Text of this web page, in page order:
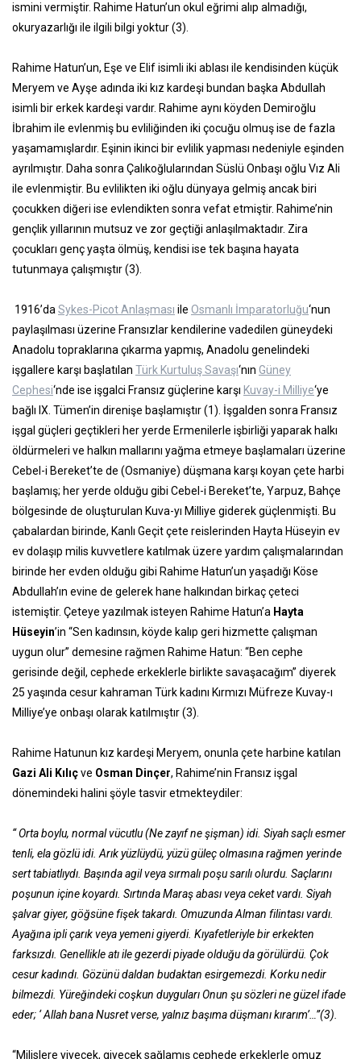
ismini vermiştir. Rahime Hatun’un okul eğrimi alıp almadığı,
okuryazarlığı ile ilgili bilgi yoktur (3).
Rahime Hatun’un, Eşe ve Elif isimli iki ablası ile kendisinden küçük
Meryem ve Ayşe adında iki kız kardeşi bundan başka Abdullah
isimli bir erkek kardeşi vardır. Rahime aynı köyden Demiroğlu
İbrahim ile evlenmiş bu evliliğinden iki çocuğu olmuş ise de fazla
yaşamamışlardır. Eşinin ikinci bir evlilik yapması nedeniyle eşinden
ayrılmıştır. Daha sonra Çalıkoğlularından Süslü Onbaşı oğlu Vız Ali
ile evlenmiştir. Bu evlilikten iki oğlu dünyaya gelmiş ancak biri
çocukken diğeri ise evlendikten sonra vefat etmiştir. Rahime’nin
gençlik yıllarının mutsuz ve zor geçtiği anlaşılmaktadır. Zira
çocukları genç yaşta ölmüş, kendisi ise tek başına hayata
tutunmaya çalışmıştır (3).
1916’da Sykes-Picot Anlaşması ile Osmanlı İmparatorluğu‘nun
paylaşılması üzerine Fransızlar kendilerine vadedilen güneydeki
Anadolu topraklarına çıkarma yapmış, Anadolu genelindeki
işgallere karşı başlatılan Türk Kurtuluş Savaşı‘nın Güney
Cephesi‘nde ise işgalci Fransız güçlerine karşı Kuvay-i Milliye‘ye
bağlı IX. Tümen’in direnişe başlamıştır (1). İşgalden sonra Fransız
işgal güçleri geçtikleri her yerde Ermenilerle işbirliği yaparak halkı
öldürmeleri ve halkın mallarını yağma etmeye başlamaları üzerine
Cebel-i Bereket’te de (Osmaniye) düşmana karşı koyan çete harbi
başlamış; her yerde olduğu gibi Cebel-i Bereket’te, Yarpuz, Bahçe
bölgesinde de oluşturulan Kuva-yı Milliye giderek güçlenmişti. Bu
çabalardan birinde, Kanlı Geçit çete reislerinden Hayta Hüseyin ev
ev dolaşıp milis kuvvetlere katılmak üzere yardım çalışmalarından
birinde her evden olduğu gibi Rahime Hatun’un yaşadığı Köse
Abdullah’ın evine de gelerek hane halkından birkaç çeteci
istemiştir. Çeteye yazılmak isteyen Rahime Hatun’a Hayta
Hüseyin’in “Sen kadınsın, köyde kalıp geri hizmette çalışman
uygun olur” demesine rağmen Rahime Hatun: “Ben cephe
gerisinde değil, cephede erkeklerle birlikte savaşacağım” diyerek
25 yaşında cesur kahraman Türk kadını Kırmızı Müfreze Kuvay-ı
Milliye’ye onbaşı olarak katılmıştır (3).
Rahime Hatunun kız kardeşi Meryem, onunla çete harbine katılan
Gazi Ali Kılıçve Osman Dinçer, Rahime’nin Fransız işgal
dönemindeki halini şöyle tasvir etmekteydiler:
“ Orta boylu, normal vücutlu (Ne zayıf ne şişman) idi. Siyah saçlı esmer
tenli, ela gözlü idi. Arık yüzlüydü, yüzü güleç olmasına rağmen yerinde
sert tabiatlıydı. Başında agil veya sırmalı poşu sarılı olurdu. Saçlarını
poşunun içine koyardı. Sırtında Maraş abası veya ceket vardı. Siyah
şalvar giyer, göğsüne fişek takardı. Omuzunda Alman filintası vardı.
Ayağına ipli çarık veya yemeni giyerdi. Kıyafetleriyle bir erkekten
farksızdı. Genellikle atı ile gezerdi piyade olduğu da görülürdü. Çok
cesur kadındı. Gözünü daldan budaktan esirgemezdi. Korku nedir
bilmezdi. Yüreğindeki coşkun duyguları Onun şu sözleri ne güzel ifade
eder; ‘ Allah bana Nusret verse, yalnız başıma düşmanı kırarım’…”(3).
“Milislere yiyecek, giyecek sağlamış cephede erkeklerle omuz